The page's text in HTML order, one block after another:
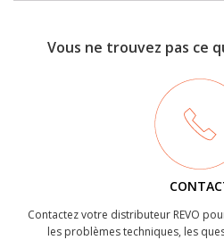
Vous ne trouvez pas ce
Contactez votre distributeur REVO
les problèmes techniques, les